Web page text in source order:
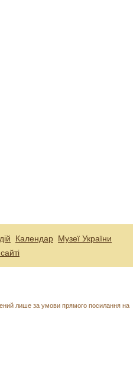
Календар Музеї України
лише за умови прямого посилання на